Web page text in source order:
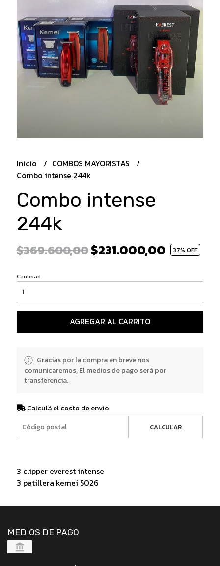
Inicio
COMBOS MAYORISTAS
Combo intense 244k
Combo intense
244k
$369.600,00$231.000,00 37% OFF
Cantidad
AGREGAR AL CARRITO
Gracias por la compra en breve nos
comunicaremos, El medios de pago será por
transferencia.
Calculá el costo de envío
CALCULAR
3 clipper everest intense
3 patillera kemei 5026
MEDIOS DE PAGO